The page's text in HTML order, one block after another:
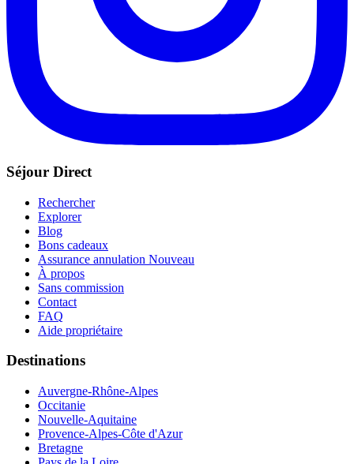
Séjour Direct
Rechercher
Explorer
Blog
Bons cadeaux
Assurance annulation Nouveau
À propos
Sans commission
Contact
FAQ
Aide propriétaire
Destinations
Auvergne-Rhône-Alpes
Occitanie
Nouvelle-Aquitaine
Provence-Alpes-Côte d'Azur
Bretagne